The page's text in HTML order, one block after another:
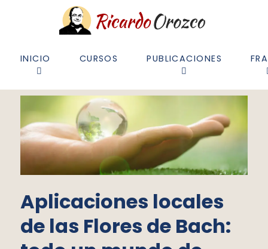
INICIO CURSOS PUBLICACIONES
Aplicaciones locales
de las Flores de Bach: